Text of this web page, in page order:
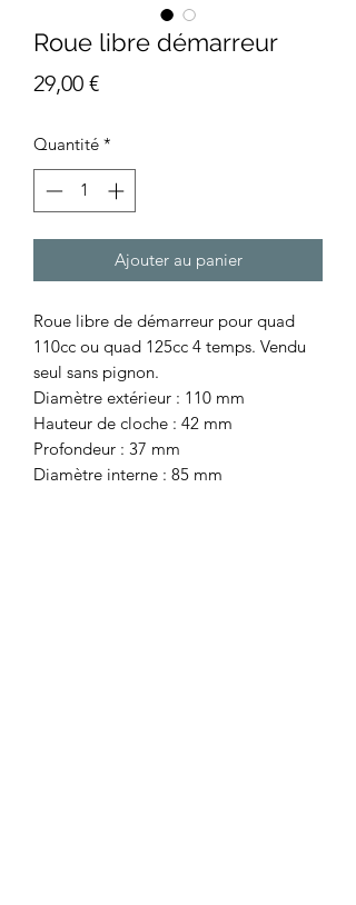
Roue libre démarreur
29,00 €Prix
Quantité *
Ajouter au panier
Roue libre de démarreur pour quad
110cc ou quad 125cc 4 temps. Vendu
seul sans pignon.
Diamètre extérieur : 110 mm
Hauteur de cloche : 42 mm
Profondeur : 37 mm
Diamètre interne : 85 mm